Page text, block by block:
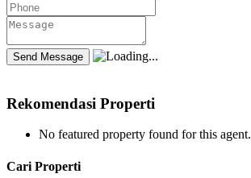
Rekomendasi Properti
No featured property found for this agent.
Cari Properti